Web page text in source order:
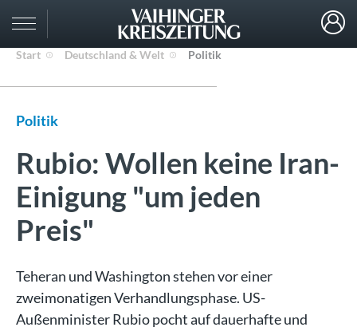
Start Deutschland & Welt Politik
Politik
Rubio: Wollen keine Iran-
Einigung "um jeden
Preis"
Teheran und Washington stehen vor einer
zweimonatigen Verhandlungsphase. US-
Außenminister Rubio pocht auf dauerhafte und